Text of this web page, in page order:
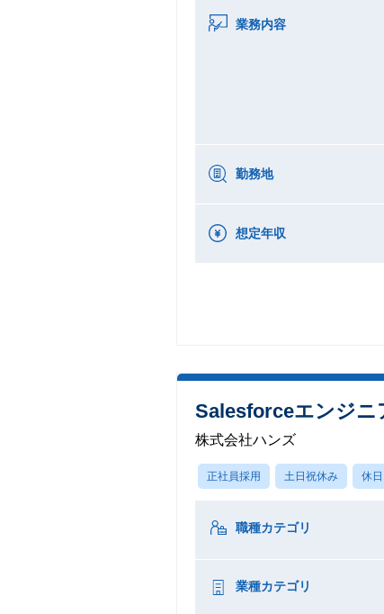
業務内容
勤務地
想定年収
Salesforceエンジニ
株式会社ハンズ
正社員採用 土日祝休み 休
職種カテゴリ
業種カテゴリ